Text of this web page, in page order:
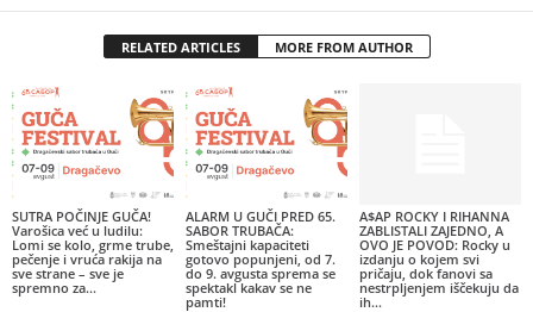
RELATED ARTICLES MORE FROM AUTHOR
SUTRA POČINJE GUČA!
Varošica već u ludilu:
Lomi se kolo, grme trube,
pečenje i vruća rakija na
sve strane – sve je
spremno za...
ALARM U GUČI PRED 65.
SABOR TRUBAČA:
Smeštajni kapaciteti
gotovo popunjeni, od 7.
do 9. avgusta sprema se
spektakl kakav se ne
pamti!
A$AP ROCKY I RIHANNA
ZABLISTALI ZAJEDNO, A
OVO JE POVOD: Rocky u
izdanju o kojem svi
pričaju, dok fanovi sa
nestrpljenjem iščekuju da
ih...